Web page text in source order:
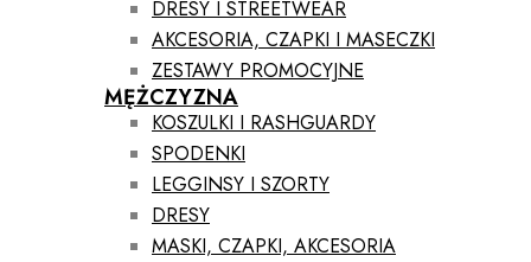
DRESY I STREETWEAR
AKCESORIA, CZAPKI I MASECZKI
ZESTAWY PROMOCYJNE
MĘŻCZYZNA
KOSZULKI I RASHGUARDY
SPODENKI
LEGGINSY I SZORTY
DRESY
MASKI, CZAPKI, AKCESORIA